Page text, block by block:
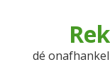
dé